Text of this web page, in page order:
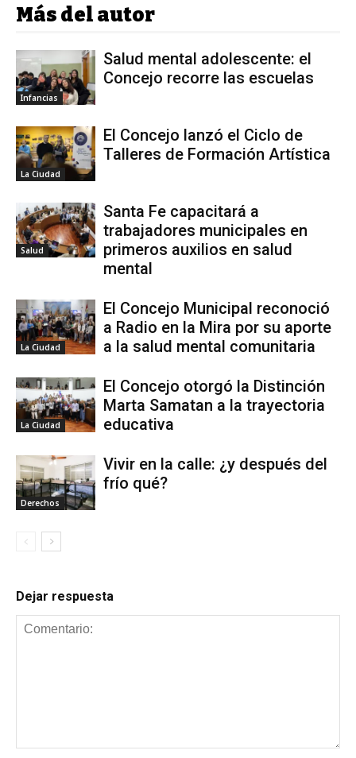
Más del autor
Infancias
Salud mental adolescente: el
Concejo recorre las escuelas
La Ciudad
El Concejo lanzó el Ciclo de
Talleres de Formación Artística
Salud
Santa Fe capacitará a
trabajadores municipales en
primeros auxilios en salud
mental
La Ciudad
El Concejo Municipal reconoció
a Radio en la Mira por su aporte
a la salud mental comunitaria
La Ciudad
El Concejo otorgó la Distinción
Marta Samatan a la trayectoria
educativa
Derechos
Vivir en la calle: ¿y después del
frío qué?
Dejar respuesta